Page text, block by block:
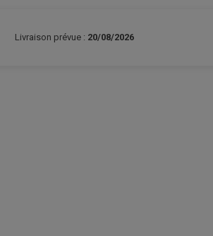
Livraison prévue : 20/08/2026